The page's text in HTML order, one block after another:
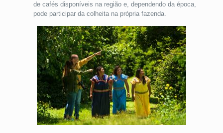
de cafés disponíveis na região e, dependendo da época,
pode participar da colheita na própria fazenda.